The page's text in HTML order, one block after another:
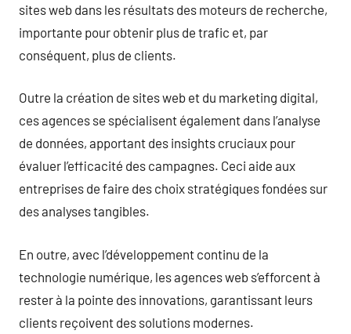
sites web dans les résultats des moteurs de recherche,
importante pour obtenir plus de trafic et, par
conséquent, plus de clients.
Outre la création de sites web et du marketing digital,
ces agences se spécialisent également dans l’analyse
de données, apportant des insights cruciaux pour
évaluer l’efficacité des campagnes. Ceci aide aux
entreprises de faire des choix stratégiques fondées sur
des analyses tangibles.
En outre, avec l’développement continu de la
technologie numérique, les agences web s’efforcent à
rester à la pointe des innovations, garantissant leurs
clients reçoivent des solutions modernes.